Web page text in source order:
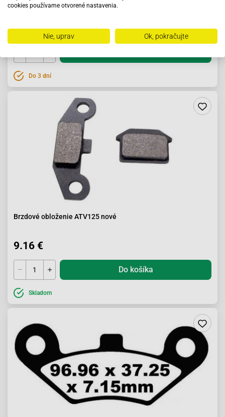
37.92 €
Do 3 dní
Brzdové obloženie ATV125 nové
9.16 €
Do košíka
Skladom
cookies používame otvorené nastavenia.
Nie, uprav Ok, pokračujte